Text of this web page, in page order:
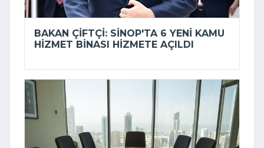
BAKAN ÇIFTÇI: SINOP'TA 6 YENI KAMU
HIZMET BINASI HIZMETE AÇILDI